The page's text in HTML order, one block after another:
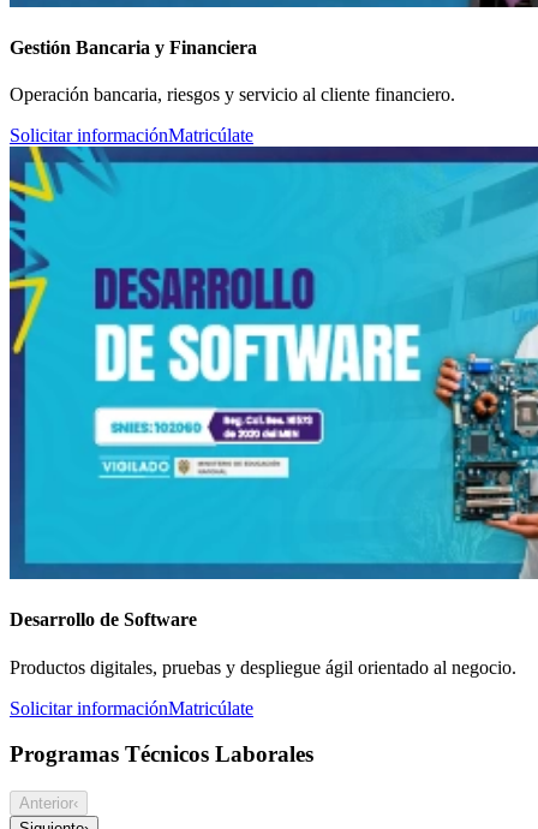
Gestión Bancaria y Financiera
Operación bancaria, riesgos y servicio al cliente financiero.
Solicitar informaciónMatricúlate
Desarrollo de Software
Productos digitales, pruebas y despliegue ágil orientado al negocio.
Solicitar informaciónMatricúlate
Programas Técnicos Laborales
Anterior‹